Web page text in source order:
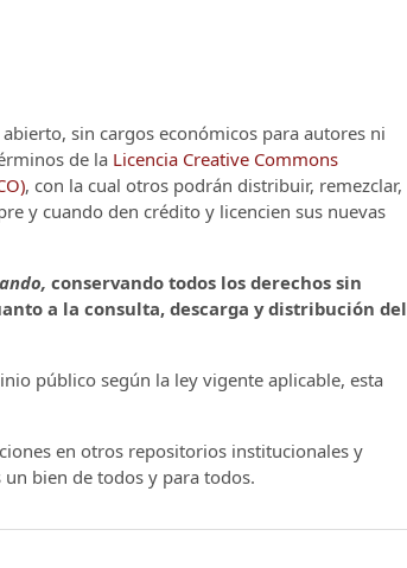
sin cargos económicos para autores ni
de la Licencia Creative Commons
, con la cual otros podrán distribuir, remezclar,
y cuando den crédito y licencien sus nuevas
conservando todos los derechos sin
a la consulta, descarga y distribución del
público según la ley vigente aplicable, esta
en otros repositorios institucionales y
bien de todos y para todos.